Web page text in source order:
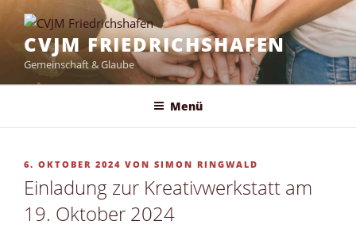
Inhalt
springenCVJM FRIEDRICHSHAFEN
Gemeinschaft & Glaube
Menü
VERÖFFENTLICHT
6. OKTOBER 2024 VON SIMON RINGWALD
Einladung zur Kreativwerkstatt am
19. Oktober 2024